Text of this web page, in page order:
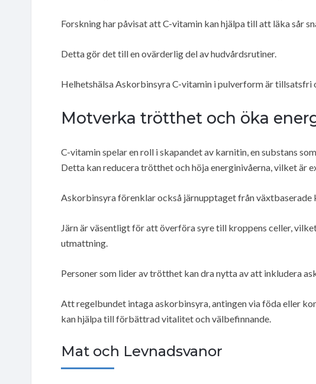
Forskning har påvisat att C-vitamin kan hjälpa till att läka sår
Detta gör det till en ovärderlig del av hudvårdsrutiner.
Helhetshälsa Askorbinsyra C-vitamin i pulverform är tillsatsfri
Motverka trötthet och öka
C-vitamin spelar en roll i skapandet av karnitin, en substans
Detta kan reducera trötthet och höja energinivåerna, vilket är
Askorbinsyra förenklar också järnupptaget från växtbaserade
Järn är väsentligt för att överföra syre till kroppens celler,
utmattning.
Personer som lider av trötthet kan dra nytta av att inkludera
Att regelbundet intaga askorbinsyra, antingen via föda eller
kan hjälpa till förbättrad vitalitet och välbefinnande.
Mat och Levnadsvanor